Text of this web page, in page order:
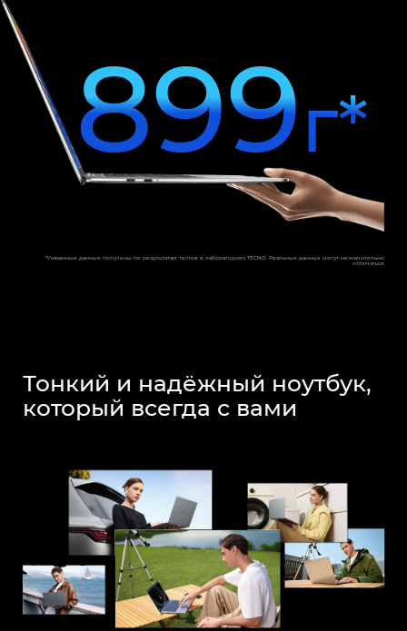
899г*
*Указанные данные получены по результатам тестов в лабораториях TECNO. Реальные данные могут незначительно
отличаться
Тонкий и надёжный ноутбук,
который всегда с вами